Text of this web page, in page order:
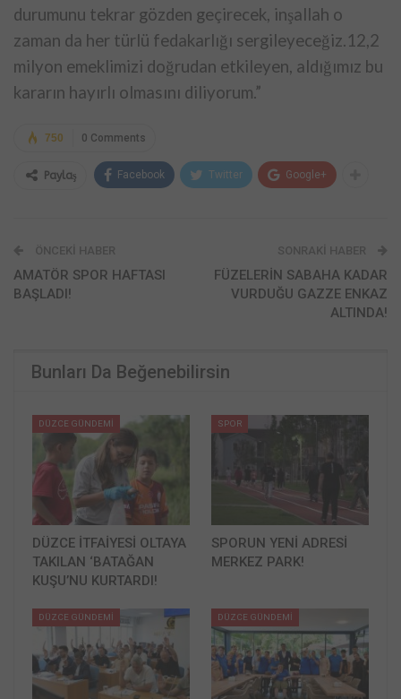
durumunu tekrar gözden geçirecek, inşallah o
zaman da her türlü fedakarlığı sergileyeceğiz.12,2
milyon emeklimizi doğrudan etkileyen, aldığımız bu
kararın hayırlı olmasını diliyorum.”
0 Comments
750
Paylaş Facebook Twitter Google+
ÖNCEKI HABER
AMATÖR SPOR HAFTASI
BAŞLADI!
SONRAKI HABER
FÜZELERİN SABAHA KADAR
VURDUĞU GAZZE ENKAZ
ALTINDA!
Bunları Da Beğenebilirsin
DÜZCE GÜNDEMİ
DÜZCE İTFAİYESİ OLTAYA
TAKILAN ‘BATAĞAN
KUŞU’NU KURTARDI!
SPOR
SPORUN YENİ ADRESİ
MERKEZ PARK!
DÜZCE GÜNDEMİ DÜZCE GÜNDEMİ